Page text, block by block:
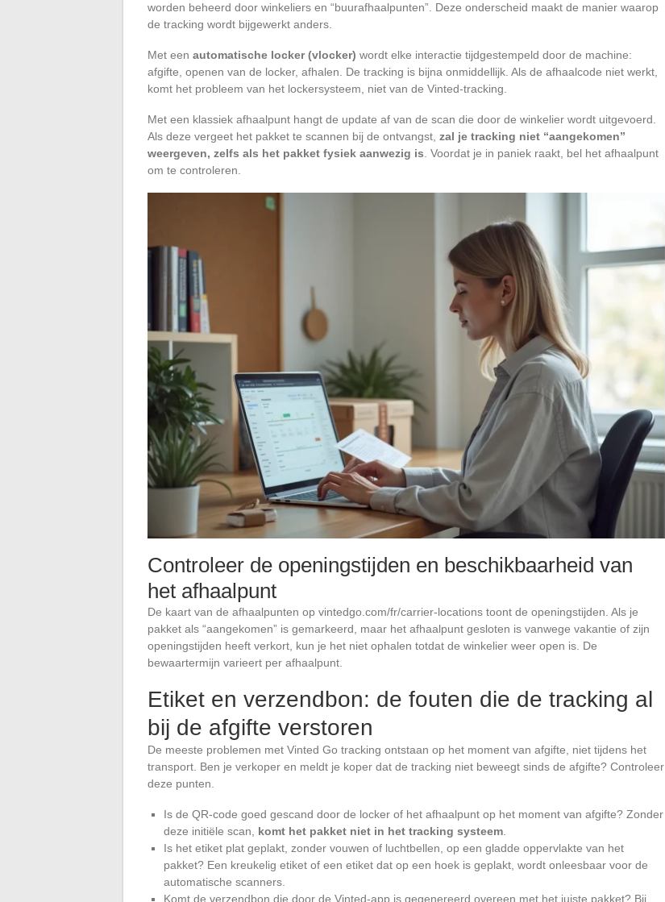
worden beheerd door winkeliers en “buurafhaalpunten”. Deze onderscheid maakt de manier waarop
de tracking wordt bijgewerkt anders.
Met een automatische locker (vlocker) wordt elke interactie tijdgestempeld door de machine:
afgifte, openen van de locker, afhalen. De tracking is bijna onmiddellijk. Als de afhaalcode niet werkt,
komt het probleem van het lockersysteem, niet van de Vinted-tracking.
Met een klassiek afhaalpunt hangt de update af van de scan die door de winkelier wordt uitgevoerd.
Als deze vergeet het pakket te scannen bij de ontvangst, zal je tracking niet “aangekomen”
weergeven, zelfs als het pakket fysiek aanwezig is. Voordat je in paniek raakt, bel het afhaalpunt
om te controleren.
Controleer de openingstijden en beschikbaarheid van
het afhaalpunt
De kaart van de afhaalpunten op vintedgo.com/fr/carrier-locations toont de openingstijden. Als je
pakket als “aangekomen” is gemarkeerd, maar het afhaalpunt gesloten is vanwege vakantie of zijn
openingstijden heeft verkort, kun je het niet ophalen totdat de winkelier weer open is. De
bewaartermijn varieert per afhaalpunt.
Etiket en verzendbon: de fouten die de tracking al
bij de afgifte verstoren
De meeste problemen met Vinted Go tracking ontstaan op het moment van afgifte, niet tijdens het
transport. Ben je verkoper en meldt je koper dat de tracking niet beweegt sinds de afgifte? Controleer
deze punten.
Is de QR-code goed gescand door de locker of het afhaalpunt op het moment van afgifte? Zonder
deze initiële scan, komt het pakket niet in het tracking systeem
Is het etiket plat geplakt, zonder vouwen of luchtbellen, op een gladde oppervlakte van het
pakket? Een kreukelig etiket of een etiket dat op een hoek is geplakt, wordt onleesbaar voor de
automatische scanners.
Komt de verzendbon die door de Vinted-app is gegenereerd overeen met het juiste pakket? Bij